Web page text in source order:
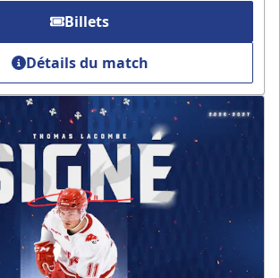
Billets
Détails du match